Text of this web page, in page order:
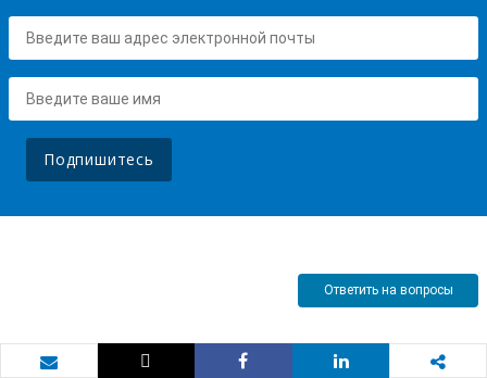
Подпишитесь
Ответить на вопросы